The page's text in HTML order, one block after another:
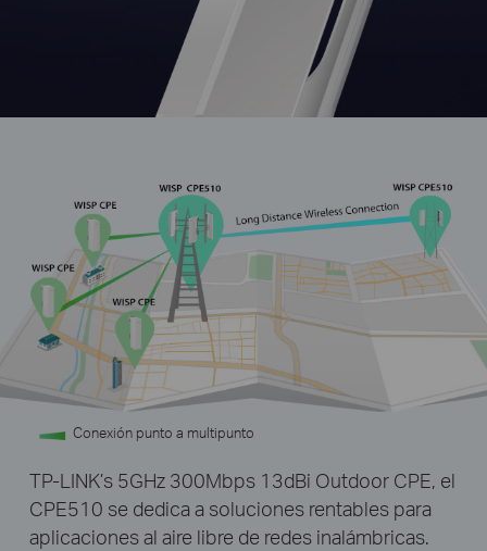
Conexión punto a multipunto
TP-LINK’s 5GHz 300Mbps 13dBi Outdoor CPE, el
CPE510 se dedica a soluciones rentables para
aplicaciones al aire libre de redes inalámbricas.